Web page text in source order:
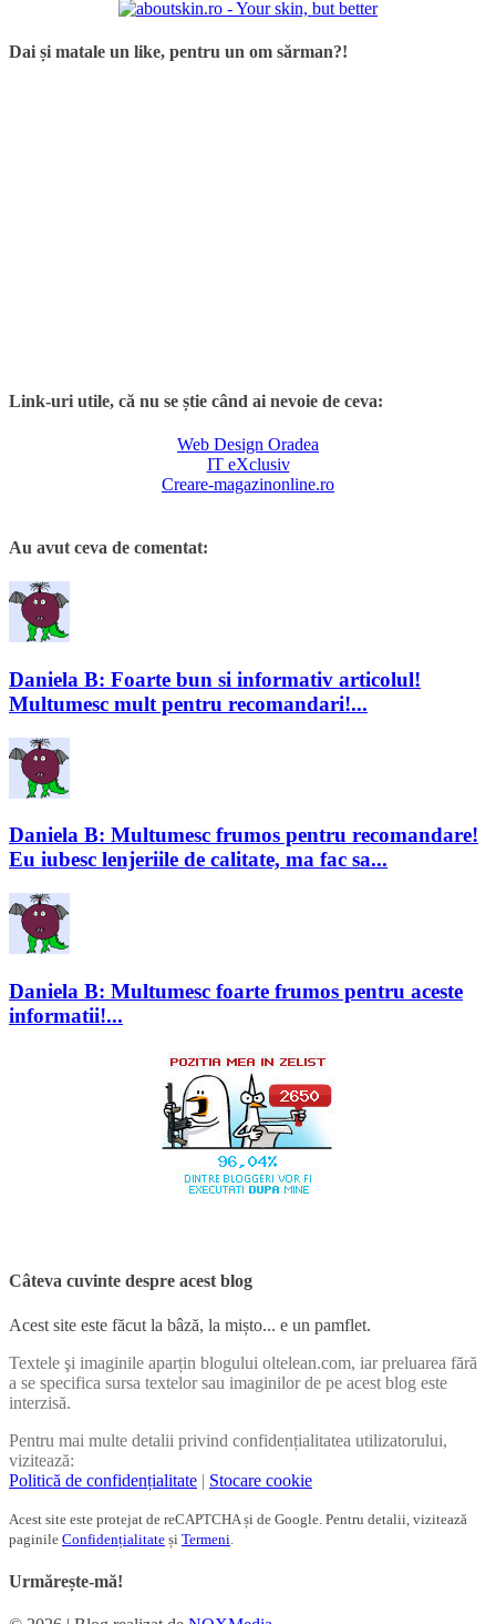
Dai și matale un like, pentru un om sărman?!
Link-uri utile, că nu se știe când ai nevoie de ceva:
Web Design Oradea
IT eXclusiv
Creare-magazinonline.ro
Au avut ceva de comentat:
Daniela B: Foarte bun si informativ articolul!
Multumesc mult pentru recomandari!...
Daniela B: Multumesc frumos pentru recomandare!
Eu iubesc lenjeriile de calitate, ma fac sa...
Daniela B: Multumesc foarte frumos pentru aceste
informatii!...
Câteva cuvinte despre acest blog
Acest site este făcut la bâză, la mișto... e un pamflet.
Textele şi imaginile aparțin blogului oltelean.com, iar preluarea fără
a se specifica sursa textelor sau imaginilor de pe acest blog este
interzisă.
Pentru mai multe detalii privind confidențialitatea utilizatorului,
vizitează:
Politică de confidențialitate | Stocare cookie
Acest site este protejat de reCAPTCHA și de Google. Pentru detalii, vizitează
paginile Confidențialitate și Termeni
Urmărește-mă!